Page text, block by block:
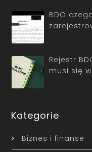
BDO
Rejestr
musi się
Kategorie
Biznes i finanse